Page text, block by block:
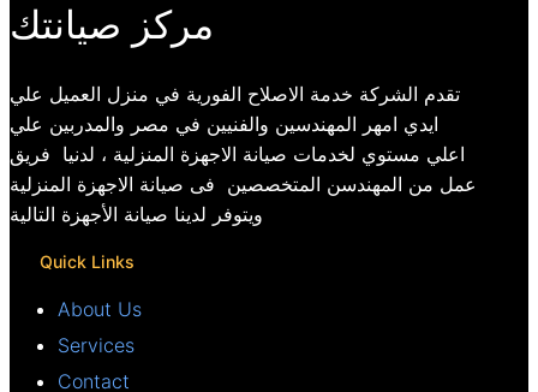
مركز صيانتك
تقدم الشركة خدمة الاصلاح الفورية في منزل العميل علي
ايدي امهر المهندسين والفنيين في مصر والمدربين علي
اعلي مستوي لخدمات صيانة الاجهزة المنزلية ، لدنيا فريق
عمل من المهندسن المتخصصين فى صيانة الاجهزة المنزلية
ويتوفر لدينا صيانة الأجهزة التالية
Quick Links
About Us
Services
Contact